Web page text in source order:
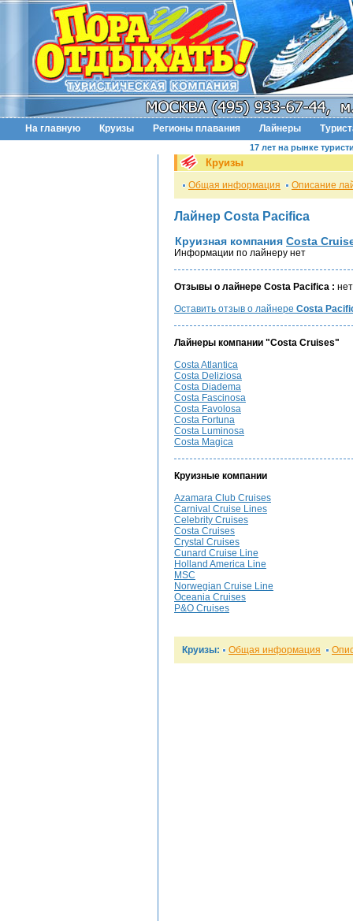
На главную Круизы Регионы плавания Лайнеры
17 лет на рынке
Круизы
Общая информация Описание
Лайнер Costa Pacifica
Круизная компания Costa
Информации по лайнеру нет
Отзывы о лайнере Costa Pacifica :
Оставить отзыв о лайнере Costa
Лайнеры компании "Costa Cruises"
Costa Atlantica
Costa Deliziosa
Costa Diadema
Costa Fascinosa
Costa Favolosa
Costa Fortuna
Costa Luminosa
Costa Magica
Круизные компании
Azamara Club Cruises
Carnival Cruise Lines
Celebrity Cruises
Costa Cruises
Crystal Cruises
Cunard Cruise Line
Holland America Line
MSC
Norwegian Cruise Line
Oceania Cruises
P&O Cruises
Круизы: Общая информация